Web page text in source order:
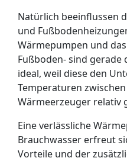
Natürlich beeinflussen
und
Wärmepumpen und
Fußboden- sind gerade
ideal, weil diese den
Temperaturen
Wärmeerzeuger relativ
Eine verlässliche
Brauchwasser erfreut
Vorteile und der